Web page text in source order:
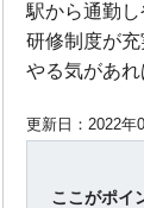
駅から通勤し
研修制度が
やる気があ
更新日：2022年
ここがポイ